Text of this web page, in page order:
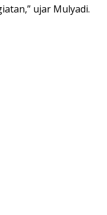
ujar Mulyadi.